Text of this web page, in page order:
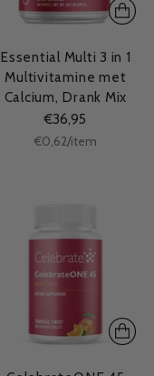
Essential Multi 3 in 1
Multivitamine met
Calcium, Drank Mix
€36,95
Stukprijs
€0,62/per
item